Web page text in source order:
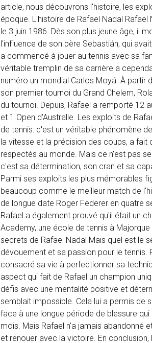
article, nous découvrons l'histoire, les
époque. L'histoire de Rafael Nadal
le 3 juin 1986. Dès son plus jeune âge, il
l'influence de son père Sebastián, qui
a commencé à jouer au tennis avec sa
véritable tremplin de sa carrière a
numéro un mondial Carlos Moyá. À partir
son premier tournoi du Grand Chelem,
du tournoi. Depuis, Rafael a remporté 12
et 1 Open d'Australie. Les exploits de
de tennis: c'est un véritable phénomène
la vitesse et la précision des coups, a fait
respectés au monde. Mais ce n'est pas
c'est sa détermination, son cran et sa
Parmi ses exploits les plus mémorables
beaucoup comme le meilleur match de
de longue date Roger Federer en quatre
Rafael a également prouvé qu'il était un
Academy, une école de tennis à
secrets de Rafael Nadal Mais quel est le
dévouement et sa passion pour le
consacré sa vie à perfectionner sa
aspect qui fait de Rafael un champion
défis avec une mentalité positive et
semblait impossible. Cela lui a permis de
face à une longue période de blessure
mois. Mais Rafael n'a jamais abandonné
et renouer avec la victoire. En